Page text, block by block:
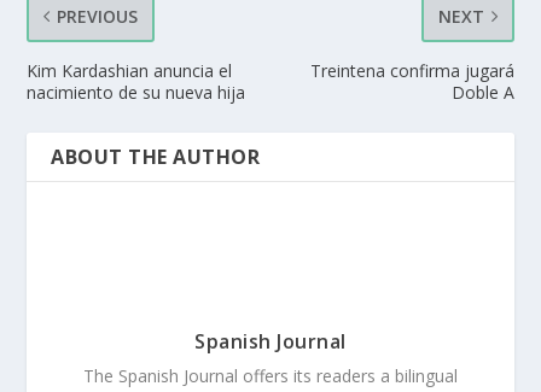
PREVIOUS
Kim Kardashian anuncia el
nacimiento de su nueva hija
NEXT
Treintena confirma jugará
Doble A
ABOUT THE AUTHOR
Spanish Journal
The Spanish Journal offers its readers a bilingual